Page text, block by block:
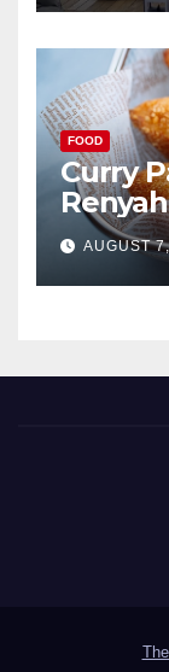
FOOD
Curry
AUGUST